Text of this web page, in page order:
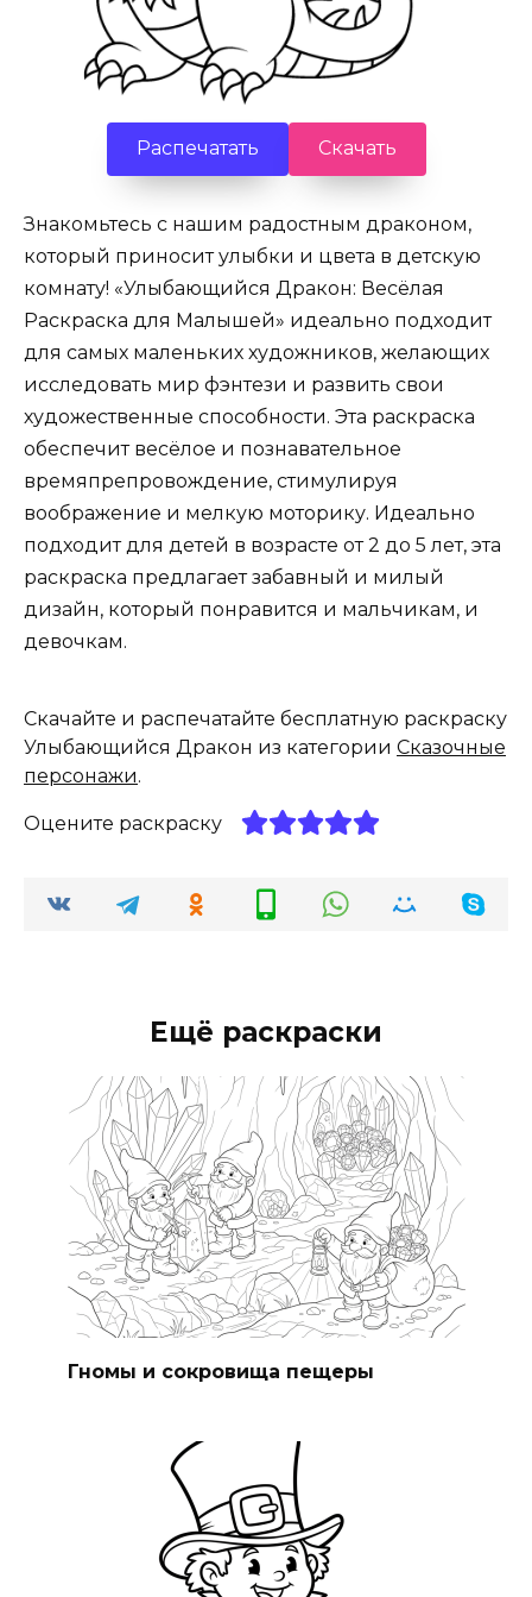
Распечатать Скачать
Знакомьтесь с нашим радостным драконом,
который приносит улыбки и цвета в детскую
комнату! «Улыбающийся Дракон: Весёлая
Раскраска для Малышей» идеально подходит
для самых маленьких художников, желающих
исследовать мир фэнтези и развить свои
художественные способности. Эта раскраска
обеспечит весёлое и познавательное
времяпрепровождение, стимулируя
воображение и мелкую моторику. Идеально
подходит для детей в возрасте от 2 до 5 лет, эта
раскраска предлагает забавный и милый
дизайн, который понравится и мальчикам, и
девочкам.
Скачайте и распечатайте бесплатную раскраску
Улыбающийся Дракон из категории Сказочные
персонажи.
Оцените раскраску
Ещё раскраски
Гномы и сокровища пещеры